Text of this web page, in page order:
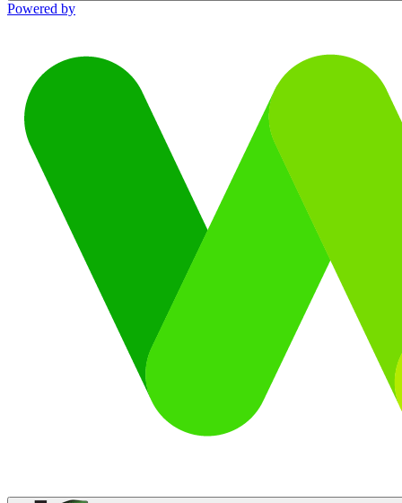
Powered by